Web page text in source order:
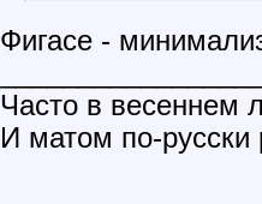
Фигасе -
Часто в весеннем
И матом по-русски